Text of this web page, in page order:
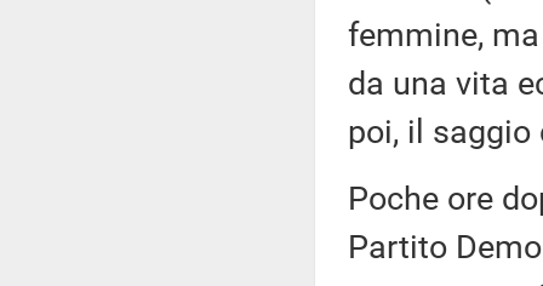
femmine,
da una vita
poi, il saggio
Poche ore
Partito